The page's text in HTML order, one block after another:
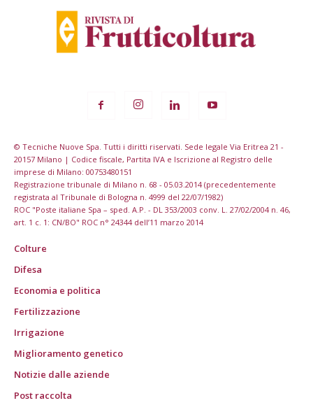
© Tecniche Nuove Spa. Tutti i diritti riservati. Sede legale Via Eritrea 21 -
20157 Milano | Codice fiscale, Partita IVA e Iscrizione al Registro delle
imprese di Milano: 00753480151
Registrazione tribunale di Milano n. 68 - 05.03.2014 (precedentemente
registrata al Tribunale di Bologna n. 4999 del 22/07/1982)
ROC "Poste italiane Spa – sped. A.P. - DL 353/2003 conv. L. 27/02/2004 n. 46,
art. 1 c. 1: CN/BO" ROC n° 24344 dell’11 marzo 2014
Colture
Difesa
Economia e politica
Fertilizzazione
Irrigazione
Miglioramento genetico
Notizie dalle aziende
Post raccolta